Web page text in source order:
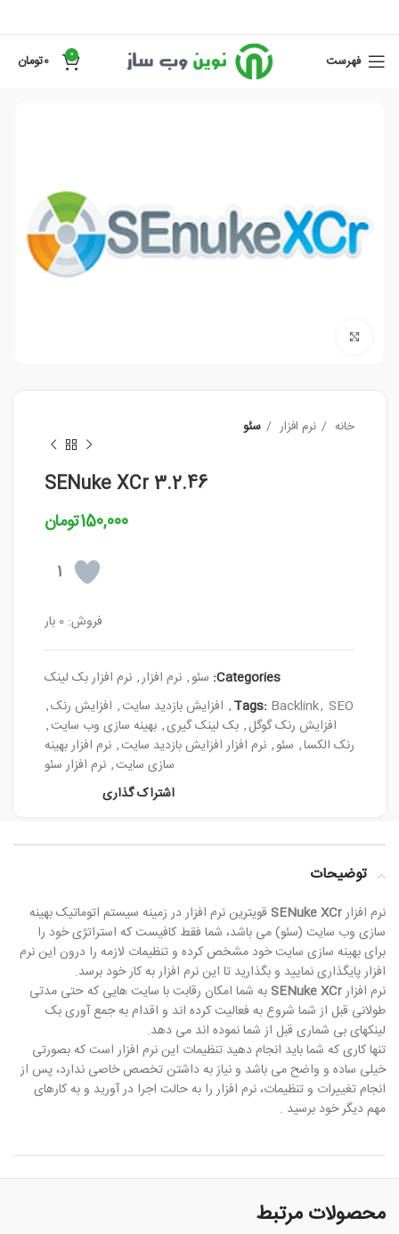
فهرست 0
0تومان
خانه نرم افزار سئو
SENuke XCr 3.2.46
150,000تومان
1
فروش: 0 بار
Categories: سئو, نرم افزار, نرم افزار بک لینک
Tags: Backlink, SEO
, افزایش بازدید سایت, افزایش رنک,
افزایش رنک گوگل, بک لینک گیری, بهینه سازی وب سایت,
رنک الکسا, سئو, نرم افزار افزایش بازدید سایت, نرم افزار بهینه
سازی سایت, نرم افزار سئو
اشتراک گذاری
توضیحات
نرم افزارSENuke XCr قویترین نرم افزار در زمینه سیستم اتوماتیک بهینه
سازی وب سایت (سئو) می باشد، شما فقط کافیست که استراتژی خود را
برای بهینه سازی سایت خود مشخص کرده و تنظیمات لازمه را درون این نرم
افزار پایگذاری نمایید و بگذارید تا این نرم افزار به کار خود برسد.
نرم افزارSENuke XCrبه شما امکان رقابت با سایت هایی که حتی مدتی
طولانی قبل از شما شروع به فعالیت کرده اند و اقدام به جمع آوری بک
لینکهای بی شماری قبل از شما نموده اند می دهد.
تنها کاری که شما باید انجام دهید تنظیمات این نرم افزار است که بصورتی
خیلی ساده و واضح می باشد و نیاز به داشتن تخصص خاصی ندارد، پس از
انجام تغییرات و تنظیمات، نرم افزار را به حالت اجرا در آورید و به کارهای
مهم دیگر خود برسید .
محصولات مرتبط